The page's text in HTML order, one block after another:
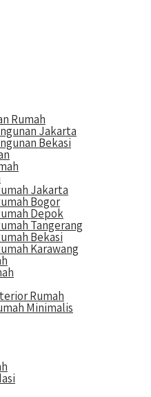
Rumah
Jakarta
Bekasi
Jakarta
Bogor
Depok
Tangerang
Bekasi
Karawang
Rumah
Minimalis